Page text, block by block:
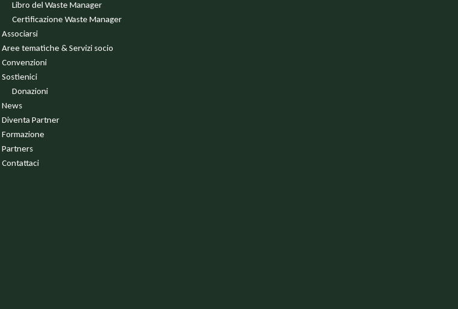
Libro del Waste Manager
Certificazione Waste Manager
Associarsi
Aree tematiche & Servizi socio
Convenzioni
Sostienici
Donazioni
News
Diventa Partner
Formazione
Partners
Contattaci